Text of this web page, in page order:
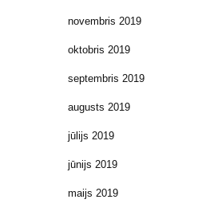
novembris 2019
oktobris 2019
septembris 2019
augusts 2019
jūlijs 2019
jūnijs 2019
maijs 2019